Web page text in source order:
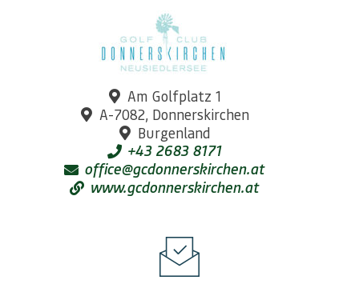
Am Golfplatz 1
A-7082, Donnerskirchen
Burgenland
+43 2683 8171
office@gcdonnerskirchen.at
www.gcdonnerskirchen.at